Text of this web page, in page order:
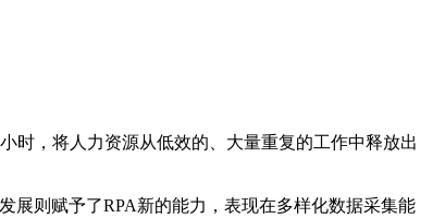
时，将人力资源从低效的、大量重复的工作中释放出
展则赋予了RPA新的能力，表现在多样化数据采集能